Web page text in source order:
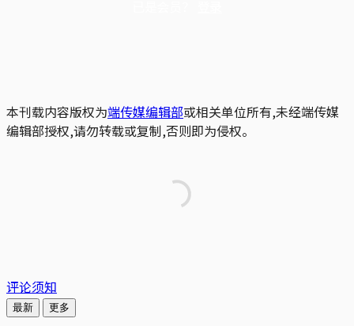
本刊载内容版权为端传媒编辑部或相关单位所有,未经端传媒
编辑部授权,请勿转载或复制,否则即为侵权。
评论须知
最新 更多